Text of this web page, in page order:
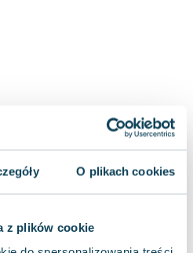
O plikach cookies
z plików cookie